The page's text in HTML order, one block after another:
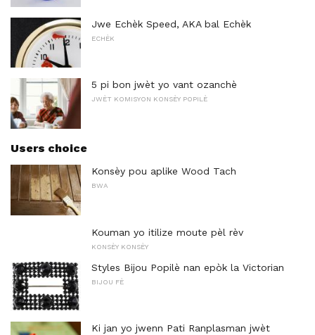
Jwe Echèk Speed, AKA bal Echèk
ECHÈK
5 pi bon jwèt yo vant ozanchè
JWÈT KOMISYON KONSÈY POPILÈ
Users choice
Konsèy pou aplike Wood Tach
BWA
Kouman yo itilize moute pèl rèv
KONSÈY KONSÈY
Styles Bijou Popilè nan epòk la Victorian
BIJOU FÈ
Ki jan yo jwenn Pati Ranplasman jwèt